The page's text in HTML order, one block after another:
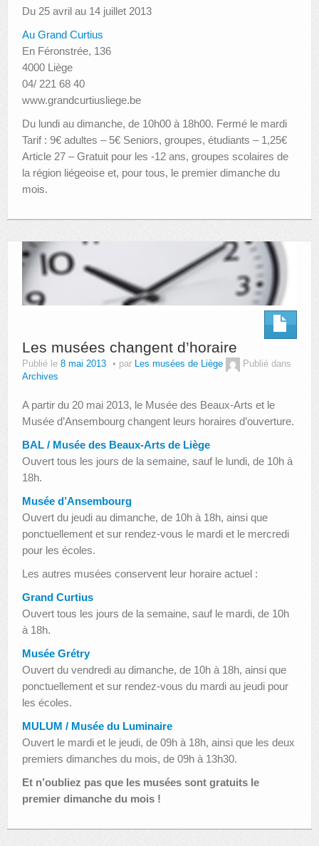
Du 25 avril au 14 juillet 2013
Au Grand Curtius
En Féronstrée, 136
4000 Liège
04/ 221 68 40
www.grandcurtiusliege.be
Du lundi au dimanche, de 10h00 à 18h00. Fermé le mardi
Tarif : 9€ adultes – 5€ Seniors, groupes, étudiants – 1,25€
Article 27 – Gratuit pour les -12 ans, groupes scolaires de
la région liégeoise et, pour tous, le premier dimanche du
mois.
Les musées changent d’horaire
Publié le 8 mai 2013 par Les musées de Liège
Publié dans
Archives
A partir du 20 mai 2013, le Musée des Beaux-Arts et le
Musée d’Ansembourg changent leurs horaires d’ouverture.
BAL / Musée des Beaux-Arts de Liège
Ouvert tous les jours de la semaine, sauf le lundi, de 10h à
18h.
Musée d’Ansembourg
Ouvert du jeudi au dimanche, de 10h à 18h, ainsi que
ponctuellement et sur rendez-vous le mardi et le mercredi
pour les écoles.
Les autres musées conservent leur horaire actuel :
Grand Curtius
Ouvert tous les jours de la semaine, sauf le mardi, de 10h
à 18h.
Musée Grétry
Ouvert du vendredi au dimanche, de 10h à 18h, ainsi que
ponctuellement et sur rendez-vous du mardi au jeudi pour
les écoles.
MULUM / Musée du Luminaire
Ouvert le mardi et le jeudi, de 09h à 18h, ainsi que les deux
premiers dimanches du mois, de 09h à 13h30.
Et n’oubliez pas que les musées sont gratuits le
premier dimanche du mois !